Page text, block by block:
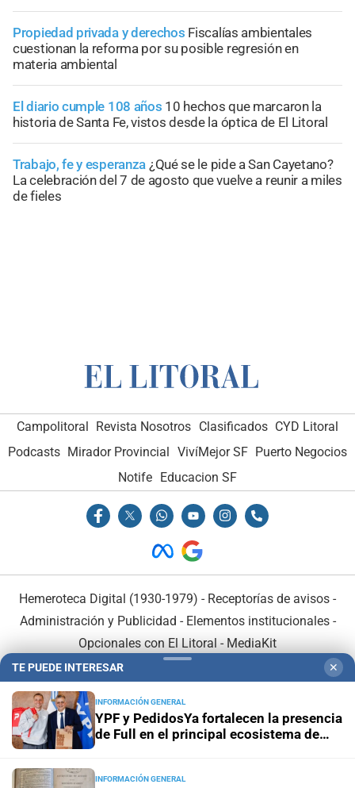
Propiedad privada y derechos Fiscalías ambientales
cuestionan la reforma por su posible regresión en
materia ambiental
El diario cumple 108 años 10 hechos que marcaron la
historia de Santa Fe, vistos desde la óptica de El Litoral
Trabajo, fe y esperanza ¿Qué se le pide a San Cayetano?
La celebración del 7 de agosto que vuelve a reunir a miles
de fieles
Campolitoral Revista Nosotros Clasificados CYD Litoral
Podcasts Mirador Provincial VivíMejor SF Puerto Negocios
Notife Educacion SF
Hemeroteca Digital (1930-1979) - Receptorías de avisos -
Administración y Publicidad - Elementos institucionales-
Opcionales con El Litoral - MediaKit
TE PUEDE INTERESAR ✕
INFORMACIÓN GENERAL
YPF y PedidosYa fortalecen la presencia
de Full en el principal ecosistema de
INFORMACIÓN GENERAL